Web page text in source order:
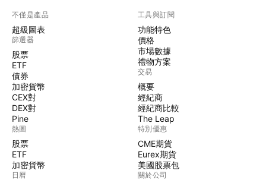
不僅是產品
超級圖表
篩選器
股票
ETF
債券
加密貨幣
CEX對
DEX對
Pine
熱圖
股票
ETF
加密貨幣
日曆
工具與訂閱
功能特色
價格
市場數據
禮物方案
交易
概要
經紀商
經紀商比較
The Leap
特別優惠
CME期貨
Eurex期貨
美國股票包
關於公司